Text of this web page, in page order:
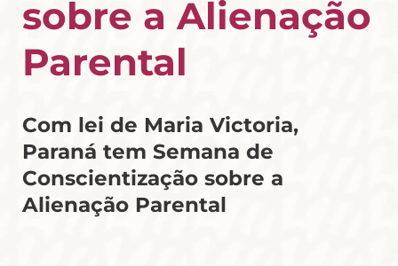
sobre a Alienação
Parental
Com lei de Maria Victoria,
Paraná tem Semana de
Conscientização sobre a
Alienação Parental